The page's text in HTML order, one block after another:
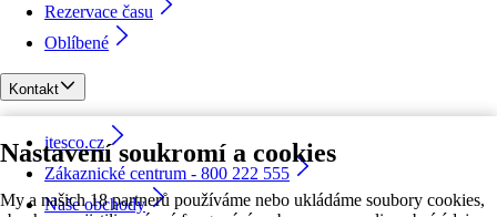
Nastavení soukromí a cookies
My a našich 18 partnerů používáme nebo ukládáme soubory cookies,
Rezervace času
Oblíbené
Kontakt
itesco.cz
Zákaznické centrum - 800 222 555
Naše obchody